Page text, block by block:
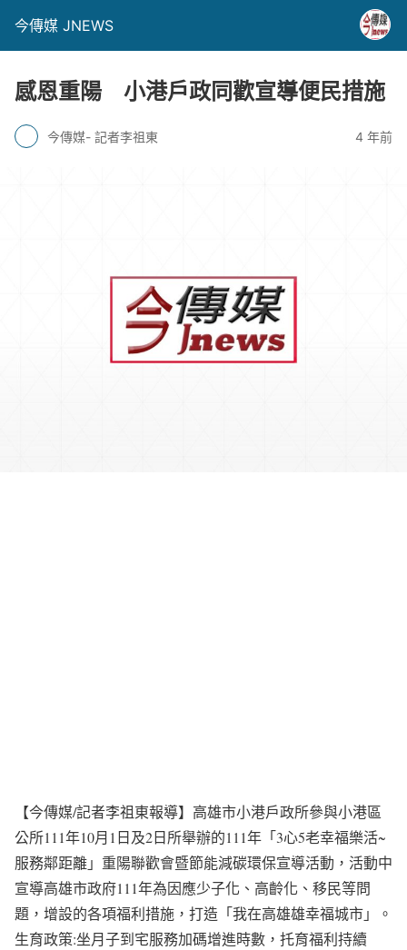
今傳媒 JNEWS
感恩重陽 小港戶政同歡宣導便民措施
今傳媒- 記者李祖東 4 年前
【今傳媒/記者李祖東報導】高雄市小港戶政所參與小港區
公所111年10月1日及2日所舉辦的111年「3心5老幸福樂活~
服務鄰距離」重陽聯歡會暨節能減碳環保宣導活動，活動中
宣導高雄市政府111年為因應少子化、高齡化、移民等問
題，增設的各項福利措施，打造「我在高雄雄幸福城市」。
生育政策:坐月子到宅服務加碼增進時數，托育福利持續